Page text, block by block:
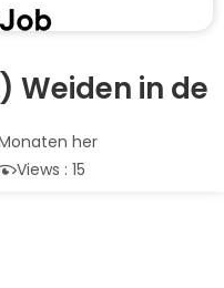
Weiden in de
her
Views : 15